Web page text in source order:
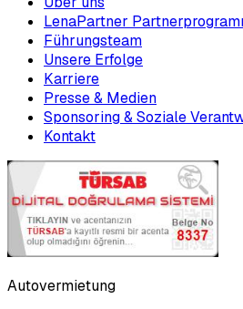
LenaPartner
Führungsteam
Unsere Erfolge
Karriere
Presse & Medien
Sponsoring & Soziale
Kontakt
Autovermietung